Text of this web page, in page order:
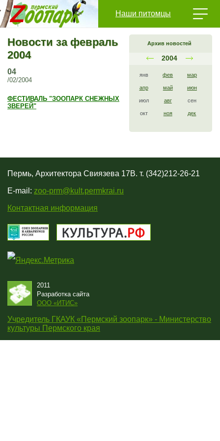
Наши питомцы
Архив новостей
2004
янв фев мар
апр май июн
июл авг сен
окт ноя дек
Новости за февраль
2004
04
/02/2004
ФЕСТИВАЛЬ "ЗООПАРК СНЕЖНЫХ
ЗВЕРЕЙ"
Пермь, Архитектора Свиязева 17В. т. (342)212-26-21
E-mail: zoo-prm@kult.permkrai.ru
Контактная информация
2011
Разработка сайта
OOO «ИТИС»
Учредитель ГКАУК «Пермский зоопарк» - Министерство
культуры Пермского края